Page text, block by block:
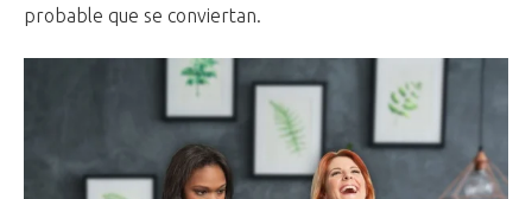
probable que se conviertan.